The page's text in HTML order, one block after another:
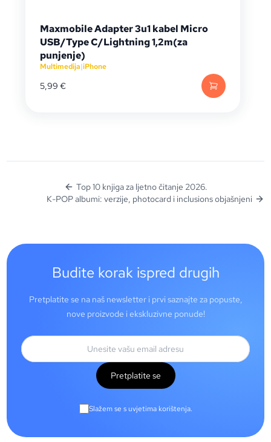
Maxmobile Adapter 3u1 kabel Micro
USB/Type C/Lightning 1,2m(za
punjenje)
Multimedija|iPhone
5,99 €
Top 10 knjiga za ljetno čitanje 2026.
K-POP albumi: verzije, photocard i inclusions objašnjeni
Budite korak ispred drugih
Pretplatite se na naš newsletter i prvi saznajte za popuste,
nove proizvode i ekskluzivne ponude!
Pretplatite se
Slažem se s uvjetima korištenja.